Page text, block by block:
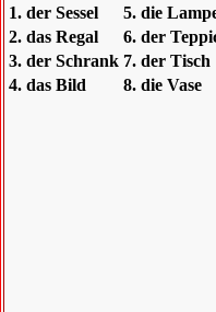
1. der Sessel
5. die
2. das Regal
6. der
3. der Schrank 7. der Tisch
4. das Bild
8. die Vase